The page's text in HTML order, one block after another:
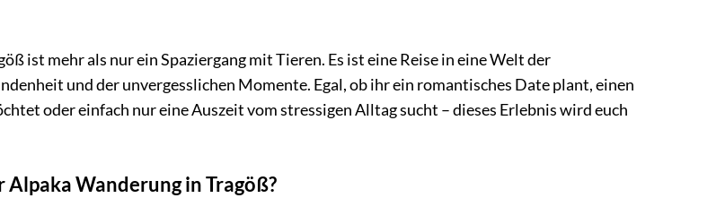
ist mehr als nur ein Spaziergang mit Tieren. Es ist eine Reise in eine Welt der
und der unvergesslichen Momente. Egal, ob ihr ein romantisches Date plant, einen
oder einfach nur eine Auszeit vom stressigen Alltag sucht – dieses Erlebnis wird euch
Wanderung in Tragöß?